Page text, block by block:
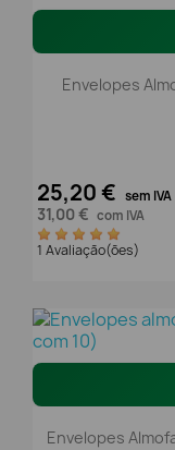
Envelopes
25,20 € sem IVA
31,00 € com IVA
1 Avaliação(ões)
Envelopes